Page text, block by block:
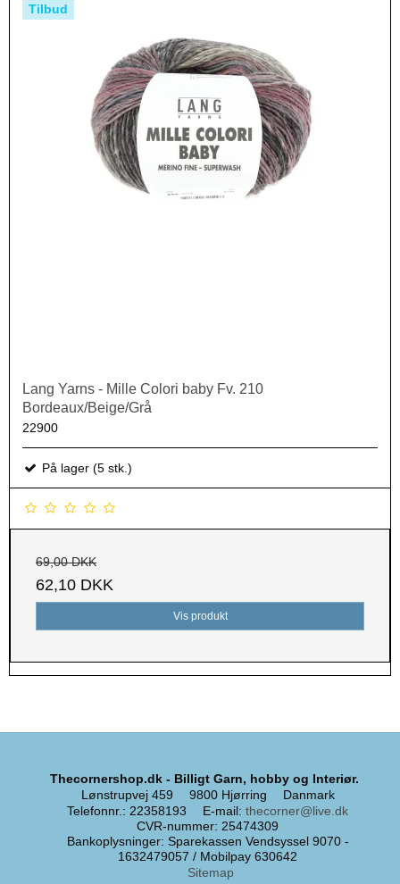
Tilbud
Lang Yarns - Mille Colori baby Fv. 210
Bordeaux/Beige/Grå
22900
På lager (5 stk.)
69,00 DKK
62,10 DKK
Vis produkt
Thecornershop.dk - Billigt Garn, hobby og Interiør.
Lønstrupvej 459
9800 Hjørring
Danmark
Telefonnr. : 22358193 E-mail: thecorner@live.dk
CVR-nummer: 25474309
Bankoplysninger: Sparekassen Vendsyssel 9070 -
1632479057 / Mobilpay 630642
Sitemap